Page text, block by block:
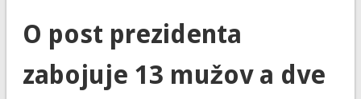
O post prezidenta
zabojuje 13 mužov a dve